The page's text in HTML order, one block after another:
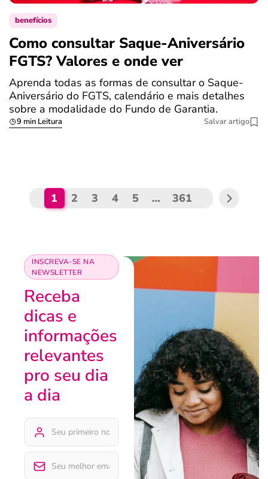
benefícios
Como consultar Saque-Aniversário
FGTS? Valores e onde ver
Aprenda todas as formas de consultar o Saque-
Aniversário do FGTS, calendário e mais detalhes
sobre a modalidade do Fundo de Garantia.
9 min Leitura Salvar artigo
1 2 3 4 5 … 361
INSCREVA-SE NA
NEWSLETTER
Receba
dicas e
informações
relevantes
pro seu dia
a dia